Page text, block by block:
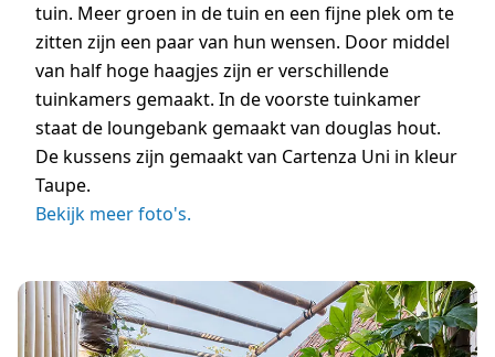
tuin. Meer groen in de tuin en een fijne plek om te
zitten zijn een paar van hun wensen. Door middel
van half hoge haagjes zijn er verschillende
tuinkamers gemaakt. In de voorste tuinkamer
staat de loungebank gemaakt van douglas hout.
De kussens zijn gemaakt van Cartenza Uni in kleur
Taupe.
Bekijk meer foto's.